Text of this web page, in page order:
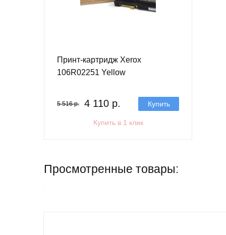
Принт-картридж Xerox
106R02251 Yellow
5 516 р. 4 110 р. Купить
Купить в 1 клик
Просмотренные товары: